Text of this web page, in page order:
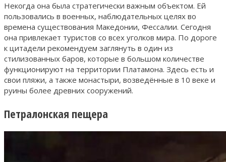
Некогда она была стратегически важным объектом. Ей
пользовались в военных, наблюдательных целях во
времена существования Македонии, Фессалии. Сегодня
она привлекает туристов со всех уголков мира. По дороге
к цитадели рекомендуем заглянуть в один из
стилизованных баров, которые в большом количестве
функционируют на территории Платамона. Здесь есть и
свои пляжи, а также монастыри, возведённые в 10 веке и
руины более древних сооружений.
Петралонская пещера